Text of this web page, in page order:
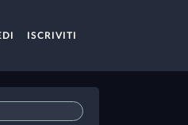
ISCRIVITI